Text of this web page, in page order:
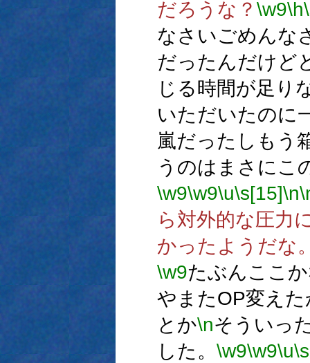
だろうな？ \w9\h
なさいごめんな
だったんだけど
じる時間が足り
いただいたのに
嵐だったしもう
うのはまさにこ
\w9\w9\u\s[15]\n
ら対外的な圧力
かったようだな
\w9たぶんここ
やまたOP変え
とか\nそういっ
した。 \w9\w9\u